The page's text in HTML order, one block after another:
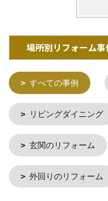
場所別リフォーム事
すべての事例
リビングダイニング
玄関のリフォーム
外回りのリフォーム